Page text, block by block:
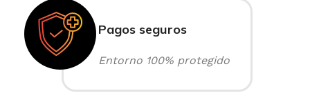
Pagos seguros
Entorno 100% protegido